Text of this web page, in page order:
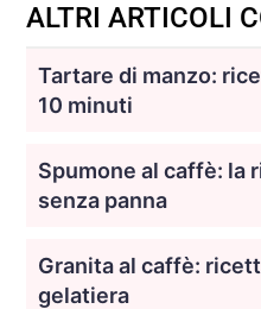
ALTRI ARTICOLI
Tartare di manzo:
10 minuti
Spumone al caffè: la
senza panna
Granita al caffè:
gelatiera